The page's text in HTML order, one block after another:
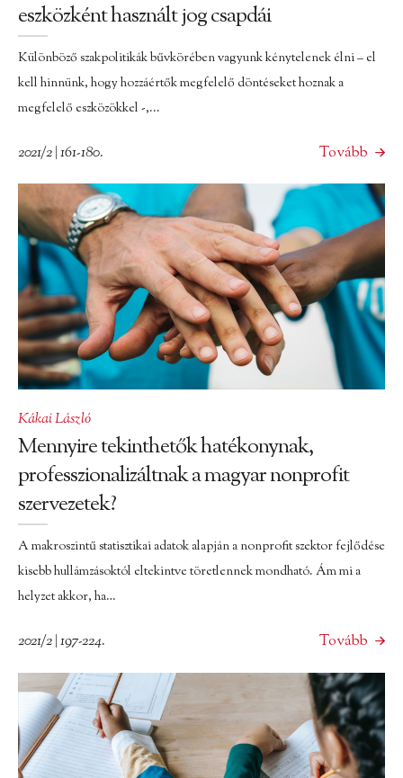
eszközként használt jog csapdái
Különböző szakpolitikák bűvkörében vagyunk kénytelenek élni – el
kell hinnünk, hogy hozzáértők megfelelő döntéseket hoznak a
megfelelő eszközökkel -,...
2021/2 | 161-180. Tovább
Kákai László
Mennyire tekinthetők hatékonynak,
professzionalizáltnak a magyar nonprofit
szervezetek?
A makroszintű statisztikai adatok alapján a nonprofit szektor fejlődése
kisebb hullámzásoktól eltekintve töretlennek mondható. Ám mi a
helyzet akkor, ha…
2021/2 | 197-224. Tovább